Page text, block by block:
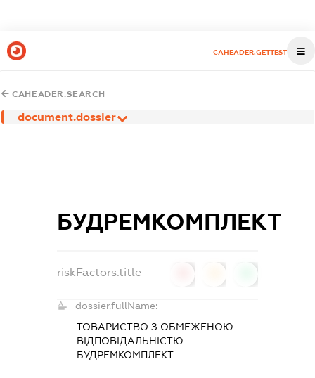
CAHEADER.GETTEST
CAHEADER.SEARCH
document.dossier
БУДРЕМКОМПЛЕКТ
riskFactors.title
dossier.fullName:
ТОВАРИСТВО З ОБМЕЖЕНОЮ
ВІДПОВІДАЛЬНІСТЮ
БУДРЕМКОМПЛЕКТ